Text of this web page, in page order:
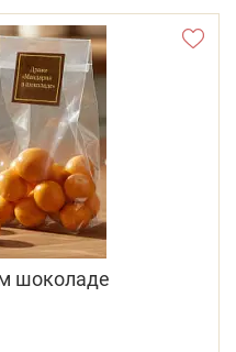
шоколаде